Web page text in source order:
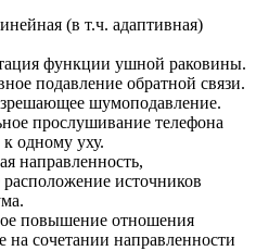
(в т.ч. адаптивная)
функции ушной раковины.
подавление обратной связи.
шумоподавление.
прослушивание телефона
одному уху.
направленность,
источников
повышение отношения
сочетании направленности